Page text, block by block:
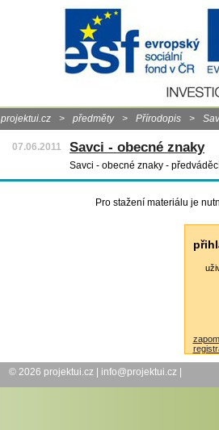
projektui.cz > předměty > Přírodopis >
07.06.2011 Savci - obecné znaky
Savci - obecné znaky -
Pro stažení materiálu je
© 2026 projektui.cz info@projektui.cz